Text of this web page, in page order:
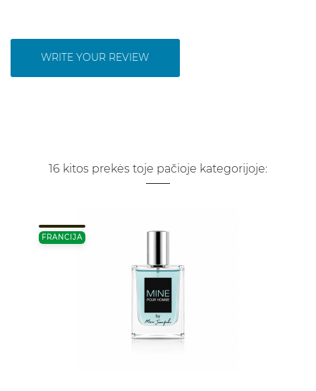
WRITE YOUR REVIEW
16 kitos prekės toje pačioje kategorijoje:
FRANCIJA